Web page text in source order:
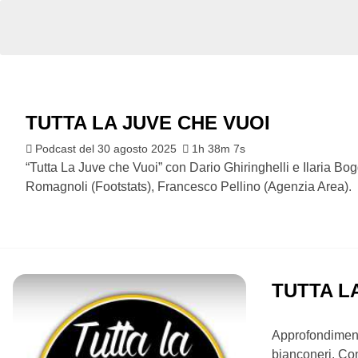
TUTTA LA JUVE CHE VUOI
Podcast del 30 agosto 2025 1h 38m 7s
“Tutta La Juve che Vuoi” con Dario Ghiringhelli e Ilaria
Romagnoli (Footstats), Francesco Pellino (Agenzia Area).
TUTTA
bianconeri.